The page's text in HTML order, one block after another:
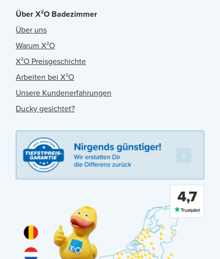
Über X²O Badezimmer
Über uns
Warum X²O
X²O Preisgeschichte
Arbeiten bei X²O
Unsere Kundenerfahrungen
Ducky gesichtet?